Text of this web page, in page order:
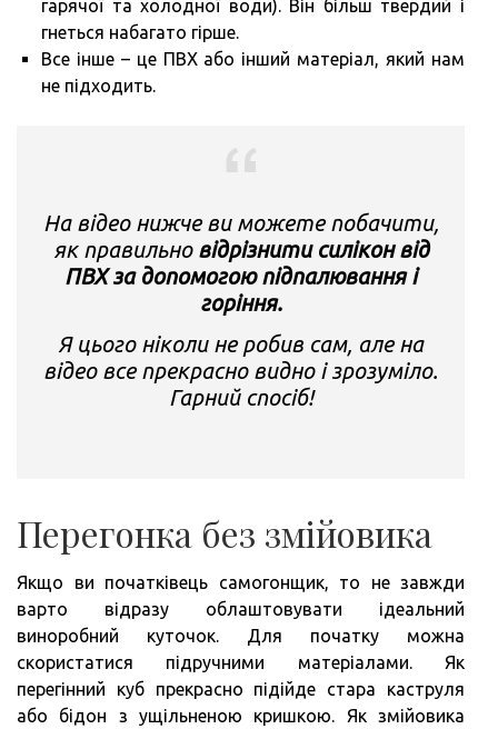
гарячої та холодної води). Він більш твердий і
гнеться набагато гірше.
Все інше – це ПВХ або інший матеріал, який нам
не підходить.
На відео нижче ви можете побачити,
як правильно відрізнити силікон від
ПВХ за допомогою підпалювання і
горіння.
Я цього ніколи не робив сам, але на
відео все прекрасно видно і зрозуміло.
Гарний спосіб!
Перегонка без змійовика
Якщо ви початківець самогонщик, то не завжди
варто відразу облаштовувати ідеальний
виноробний куточок. Для початку можна
скористатися підручними матеріалами. Як
перегінний куб прекрасно підійде стара каструля
або бідон з ущільненою кришкою. Як змійовика